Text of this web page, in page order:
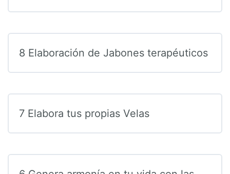
8 Elaboración de Jabones terapéuticos
7 Elabora tus propias Velas